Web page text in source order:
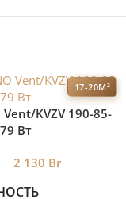
17-20М²
Vent/KVZV 190-85-
Вт
2 130 Br